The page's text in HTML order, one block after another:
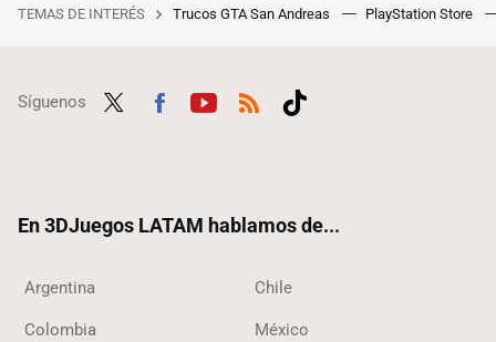
TEMAS DE INTERÉS Trucos GTA San Andreas PlayStation Store
Síguenos
En 3DJuegos LATAM hablamos de...
Argentina Chile
Colombia México